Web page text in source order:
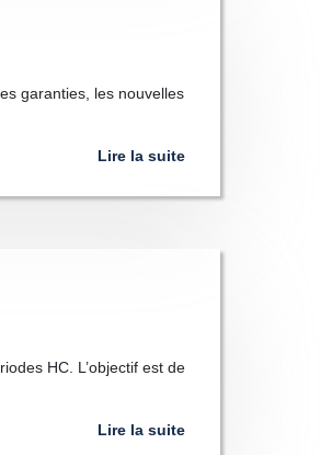
garanties, les nouvelles
Lire la suite
HC. L’objectif est de
Lire la suite